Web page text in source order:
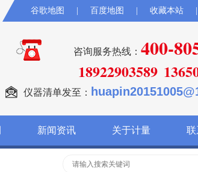
谷歌地图 百度地图 收藏本站
咨询服务热线： 400-
18922903589
仪器清单发至：
新闻资讯 关于计量 联